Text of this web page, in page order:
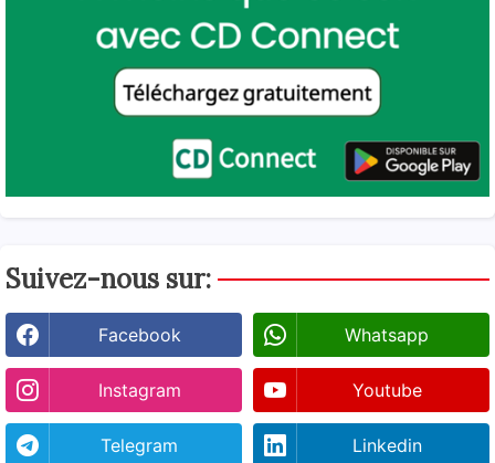
Suivez-nous sur:
Facebook Whatsapp
Instagram Youtube
Telegram Linkedin